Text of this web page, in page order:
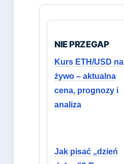
NIE PRZEGAP
Kurs ETH/USD na
żywo – aktualna
cena, prognozy i
analiza
Jak pisać „dzień